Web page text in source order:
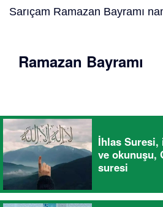
Sarıçam Ramazan Bayramı
Ramazan Bayramı
İhlas Suresi,
ve okunuşu,
suresi